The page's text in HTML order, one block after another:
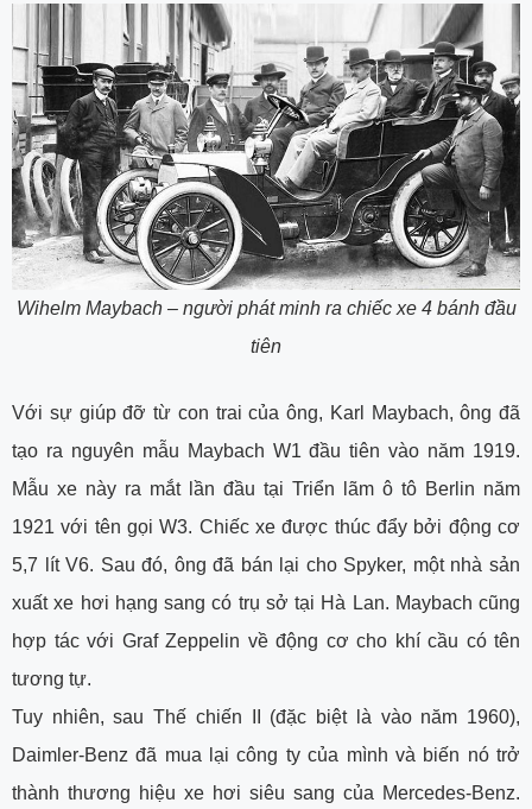
Wihelm Maybach – người phát minh ra chiếc xe 4 bánh đầu
tiên
Với sự giúp đỡ từ con trai của ông, Karl Maybach, ông đã
tạo ra nguyên mẫu Maybach W1 đầu tiên vào năm 1919.
Mẫu xe này ra mắt lần đầu tại Triển lãm ô tô Berlin năm
1921 với tên gọi W3. Chiếc xe được thúc đẩy bởi động cơ
5,7 lít V6. Sau đó, ông đã bán lại cho Spyker, một nhà sản
xuất xe hơi hạng sang có trụ sở tại Hà Lan. Maybach cũng
hợp tác với Graf Zeppelin về động cơ cho khí cầu có tên
tương tự.
Tuy nhiên, sau Thế chiến II (đặc biệt là vào năm 1960),
Daimler-Benz đã mua lại công ty của mình và biến nó trở
thành thương hiệu xe hơi siêu sang của Mercedes-Benz.